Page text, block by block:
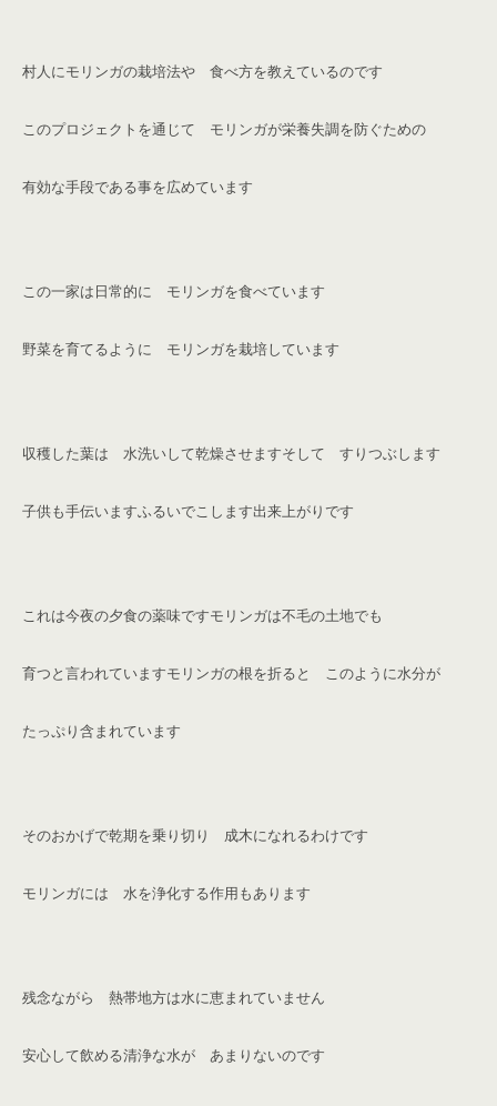
村人にモリンガの栽培法や 食べ方を教えているのです
このプロジェクトを通じて モリンガが栄養失調を防ぐための
有効な手段である事を広めています
この一家は日常的に モリンガを食べています
野菜を育てるように モリンガを栽培しています
収穫した葉は 水洗いして乾燥させますそして すりつぶします
子供も手伝いますふるいでこします出来上がりです
これは今夜の夕食の薬味ですモリンガは不毛の土地でも
育つと言われていますモリンガの根を折ると このように水分が
たっぷり含まれています
そのおかげで乾期を乗り切り 成木になれるわけです
モリンガには 水を浄化する作用もあります
残念ながら 熱帯地方は水に恵まれていません
安心して飲める清浄な水が あまりないのです